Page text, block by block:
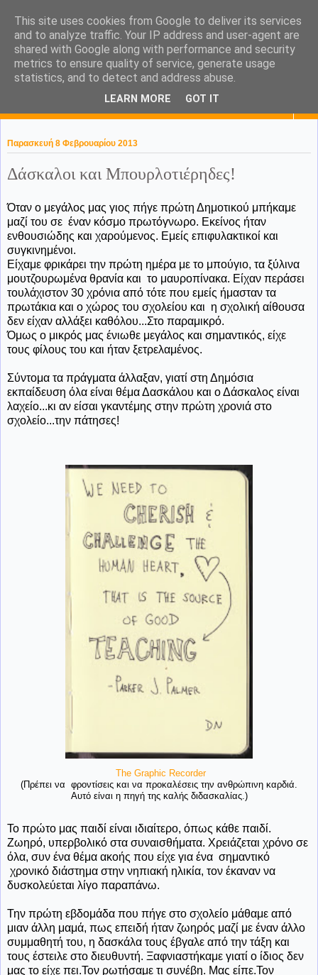
KaPa. Me without you...tea
without a biscuit!
Παρασκευή 8 Φεβρουαρίου 2013
Δάσκαλοι και Μπουρλοτιέρηδες!
Όταν ο μεγάλος μας γιος πήγε πρώτη Δημοτικού μπήκαμε
μαζί του σε έναν κόσμο πρωτόγνωρο. Εκείνος ήταν
ενθουσιώδης και χαρούμενος. Εμείς επιφυλακτικοί και
συγκινημένοι.
Είχαμε φρικάρει την πρώτη ημέρα με το μπούγιο, τα ξύλινα
μουτζουρωμένα θρανία και το μαυροπίνακα. Είχαν περάσει
τουλάχιστον 30 χρόνια από τότε που εμείς ήμασταν τα
πρωτάκια και ο χώρος του σχολείου και η σχολική αίθουσα
δεν είχαν αλλάξει καθόλου...Στο παραμικρό.
Όμως ο μικρός μας ένιωθε μεγάλος και σημαντικός, είχε
τους φίλους του και ήταν ξετρελαμένος.
Σύντομα τα πράγματα άλλαξαν, γιατί στη Δημόσια
εκπαίδευση όλα είναι θέμα Δασκάλου και ο Δάσκαλος είναι
λαχείο...κι αν είσαι γκαντέμης στην πρώτη χρονιά στο
σχολείο...την πάτησες!
The Graphic Recorder
(Πρέπει να φροντίσεις και να προκαλέσεις την ανθρώπινη καρδιά.
Αυτό είναι η πηγή της καλής διδασκαλίας.)
Το πρώτο μας παιδί είναι ιδιαίτερο, όπως κάθε παιδί.
Ζωηρό, υπερβολικό στα συναισθήματα. Χρειάζεται χρόνο σε
όλα, συν ένα θέμα ακοής που είχε για ένα σημαντικό
χρονικό διάστημα στην νηπιακή ηλικία, τον έκαναν να
δυσκολεύεται λίγο παραπάνω.
Την πρώτη εβδομάδα που πήγε στο σχολείο μάθαμε από
μιαν άλλη μαμά, πως επειδή ήταν ζωηρός μαζί με έναν άλλο
συμμαθητή του, η δασκάλα τους έβγαλε από την τάξη και
τους έστειλε στο διευθυντή. Ξαφνιαστήκαμε γιατί ο ίδιος δεν
μας το είχε πει.Τον ρωτήσαμε τι συνέβη. Μας είπε.Τον
This site uses cookies from Google to deliver its services
and to analyze traffic. Your IP address and user-agent are
shared with Google along with performance and security
metrics to ensure quality of service, generate usage
statistics, and to detect and address abuse.
LEARN MORE GOT IT